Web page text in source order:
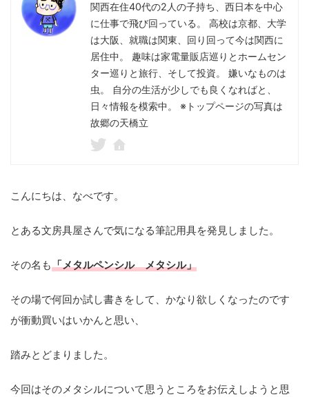
関西在住40代の2人の子持ち、西日本を中心
に仕事で飛び回っている。 高校は京都、大学
は大阪、就職は関東、回り回って今は関西に
居住中。 趣味は家電量販店巡りとホームセン
ター巡りと旅行、そして投資。 嫌いなものは
虫。 自分の生活が少しでも良くなればと、
日々情報を模索中。 ※トップページの写真は
故郷の天橋立
こんにちは、なべです。
とある文房具屋さんで気になる筆記用具を発見しました。
その名も「メタルペンシル メタシル」
その場で何回か試し書きをして、かなり欲しくなったのです
が衝動買いはいかんと思い、
踏みとどまりました。
今回はそのメタシルについて思うところをお伝えしようと思